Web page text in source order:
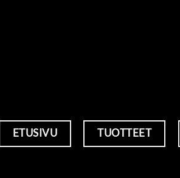
ETUSIVU TUOTTEET